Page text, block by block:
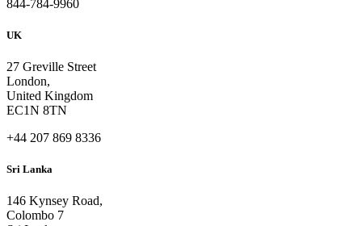
844-784-9960
UK
27 Greville Street
London,
United Kingdom
EC1N 8TN
+44 207 869 8336
Sri Lanka
146 Kynsey Road,
Colombo 7